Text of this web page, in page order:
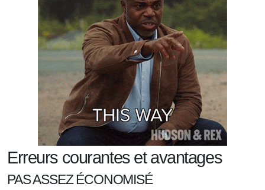
Erreurs courantes et avantages
PAS ASSEZ ÉCONOMISÉ